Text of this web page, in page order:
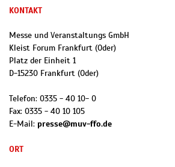
KONTAKT
Messe und Veranstaltungs GmbH
Kleist Forum Frankfurt (Oder)
Platz der Einheit 1
D-15230 Frankfurt (Oder)
Telefon: 0335 - 40 10- 0
Fax: 0335 - 40 10 105
E-Mail: presse@muv-ffo.de
ORT